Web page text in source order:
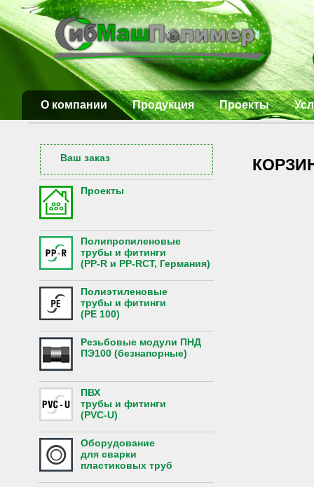
О компании Продукция Проекты
Ваш заказ
Проекты
Полипропиленовые
трубы и фитинги
(PP-R и PP-RCT, Германия)
Полиэтиленовые
трубы и фитинги
(PE 100)
Резьбовые модули ПНД
ПЭ100 (безнапорные)
ПВХ
трубы и фитинги
(PVC-U)
Оборудование
для сварки
пластиковых труб